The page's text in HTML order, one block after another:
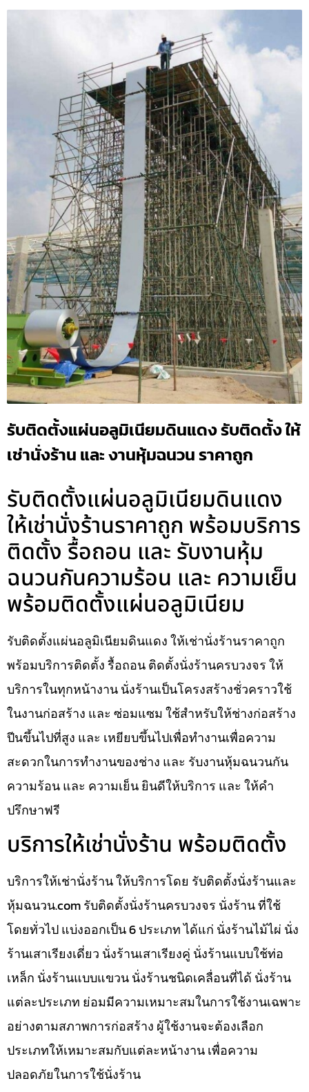
รับติดตั้งแผ่นอลูมิเนียมดินแดง รับติดตั้ง ให้
เช่านั่งร้าน และ งานหุ้มฉนวน ราคาถูก
รับติดตั้งแผ่นอลูมิเนียมดินแดง
ให้เช่านั่งร้านราคาถูก พร้อมบริการ
ติดตั้ง รื้อถอน และ รับงานหุ้ม
ฉนวนกันความร้อน และ ความเย็น
พร้อมติดตั้งแผ่นอลูมิเนียม
รับติดตั้งแผ่นอลูมิเนียมดินแดง ให้เช่านั่งร้านราคาถูก
พร้อมบริการติดตั้ง รื้อถอน ติดตั้งนั่งร้านครบวงจร ให้
บริการในทุกหน้างาน นั่งร้านเป็นโครงสร้างชั่วคราวใช้
ในงานก่อสร้าง และ ซ่อมแซม ใช้สำหรับให้ช่างก่อสร้าง
ปีนขึ้นไปที่สูง และ เหยียบขึ้นไปเพื่อทำงานเพื่อความ
สะดวกในการทำงานของช่าง และ รับงานหุ้มฉนวนกัน
ความร้อน และ ความเย็น ยินดีให้บริการ และ ให้คำ
ปรึกษาฟรี
บริการให้เช่านั่งร้าน พร้อมติดตั้ง
บริการให้เช่านั่งร้าน ให้บริการโดย รับติดตั้งนั่งร้านและ
หุ้มฉนวน.com รับติดตั้งนั่งร้านครบวงจร นั่งร้าน ที่ใช้
โดยทั่วไป แบ่งออกเป็น 6 ประเภท ได้แก่ นั่งร้านไม้ไผ่ นั่ง
ร้านเสาเรียงเดี่ยว นั่งร้านเสาเรียงคู่ นั่งร้านแบบใช้ท่อ
เหล็ก นั่งร้านแบบแขวน นั่งร้านชนิดเคลื่อนที่ได้ นั่งร้าน
แต่ละประเภท ย่อมมีความเหมาะสมในการใช้งานเฉพาะ
อย่างตามสภาพการก่อสร้าง ผู้ใช้งานจะต้องเลือก
ประเภทให้เหมาะสมกับแต่ละหน้างาน เพื่อความ
ปลอดภัยในการใช้นั่งร้าน